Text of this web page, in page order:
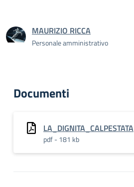
MAURIZIO RICCA
Personale amministrativo
Documenti
LA_DIGNITA_CALPESTATA
pdf - 181 kb